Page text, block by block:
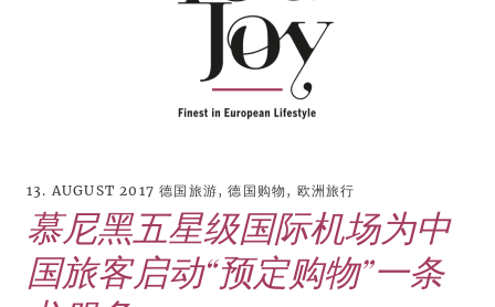
13. AUGUST 2017 德国旅游,德国购物 , 欧洲旅行
慕尼黑五星级国际机场为中
国旅客启动“预定购物”一条